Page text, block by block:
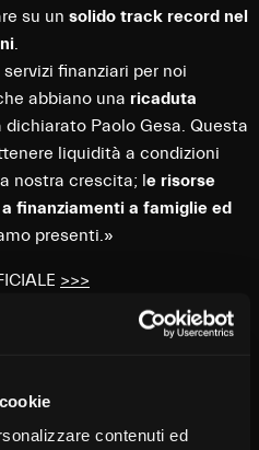
contenuti ed
su un solido track record nel
finanziari per noi
abbiano una ricaduta
dichiarato Paolo Gesa Questa
liquidità a condizioni
nostra crescita; le risorse
finanziamenti a famiglie ed
presenti.»
>>>